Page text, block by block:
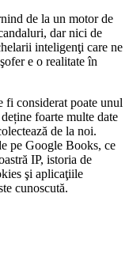
de la un motor de
dar nici de
inteligenţi care ne
e o realitate în
fi considerat poate unul
foarte multe date
de la noi.
pe Google Books, ce
IP, istoria de
şi aplicaţiile
cunoscută.